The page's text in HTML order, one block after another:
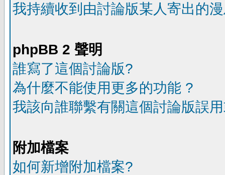
我持續收到由討論版某人寄出的
phpBB 2 聲明
誰寫了這個討論版?
為什麼不能使用更多的功能 ?
我該向誰聯繫有關這個討論版誤
附加檔案
如何新增附加檔案?